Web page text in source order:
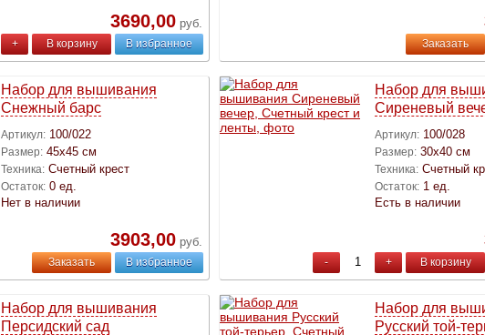
3690,00 руб.
+ В корзину В избранное Заказать
Набор для вышивания
Снежный барс
Артикул: 100/022
Размер: 45х45 см
Техника: Счетный крест
Остаток: 0 ед.
Нет в наличии
3903,00 руб.
Заказать В избранное
Набор для
Сиреневый
Артикул: 100/028
Размер: 30х40 см
Техника: Счетный
Остаток: 1 ед.
Есть в наличии
- + В корзину
Набор для вышивания
Персидский сад
Набор для
Русский той-